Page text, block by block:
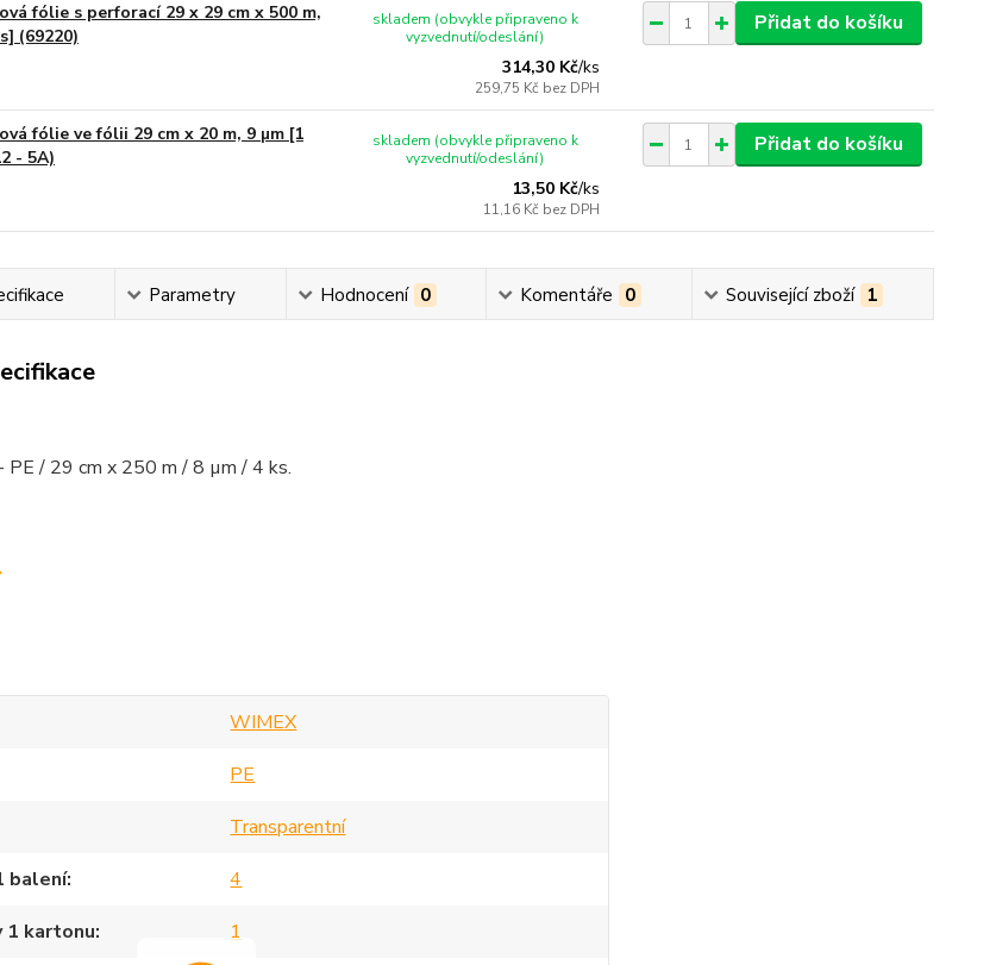
fólie s perforací 29 x 29 cm x 500 m,
(69220)
314,30 Kč/ks
259,75 Kč bez DPH
skladem (obvykle připraveno k
vyzvednutí/odeslání)
Přidat do košíku
fólie ve fólii 29 cm x 20 m, 9 µm [1
- 5A)
13,50 Kč/ks
11,16 Kč bez DPH
skladem (obvykle připraveno k
vyzvednutí/odeslání)
Přidat do košíku
Parametry Hodnocení 0 Komentáře 0 Související zboží 1
PE / 29 cm x 250 m / 8 µm / 4 ks.
WIMEX
PE
Transparentní
balení
4
1 kartonu
1